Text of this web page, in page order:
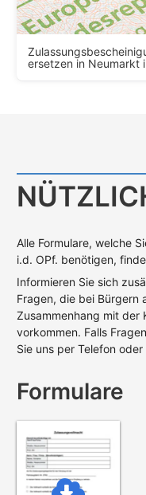
ersetzen in Neumarkt
Alle Formulare, welche
i.d. OPf. benötigen,
Informieren Sie sich
Fragen, die bei Bürgern
Zusammenhang mit der
vorkommen. Falls
Sie uns per Telefon oder
Formulare